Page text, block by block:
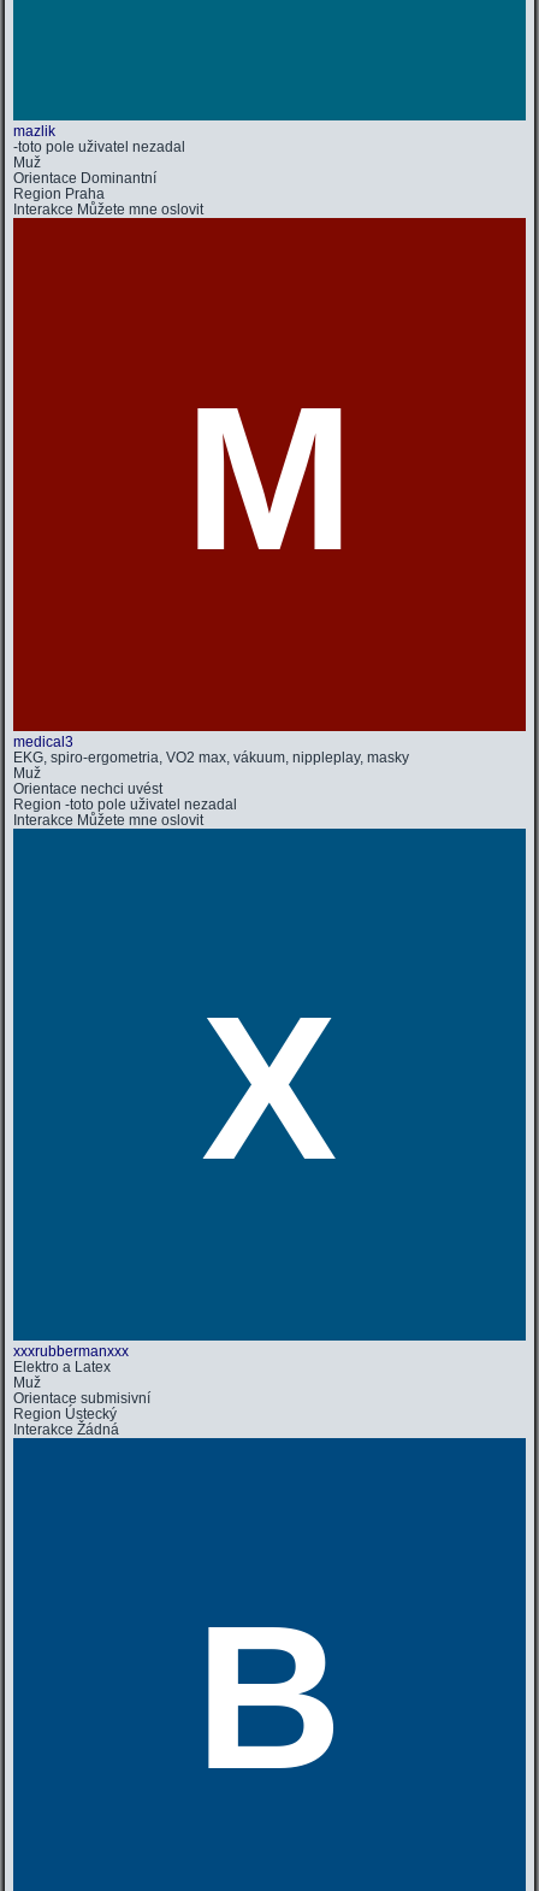
mazlik
-toto pole uživatel nezadal
Muž
Orientace Dominantní
Region Praha
Interakce Můžete mne oslovit
M
medical3
EKG, spiro-ergometria, VO2 max, vákuum, nippleplay, masky
Muž
Orientace nechci uvést
Region -toto pole uživatel nezadal
Interakce Můžete mne oslovit
X
xxxrubbermanxxx
Elektro a Latex
Muž
Orientace submisivní
Region Ústecký
Interakce Žádná
B